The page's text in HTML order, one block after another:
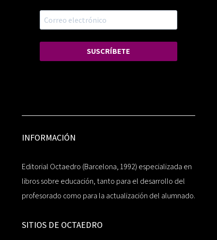
SUSCRÍBETE
INFORMACIÓN
Editorial Octaedro (Barcelona, 1992) especializada en
libros sobre educación, tanto para el desarrollo del
profesorado como para la actualización del alumnado.
SITIOS DE OCTAEDRO